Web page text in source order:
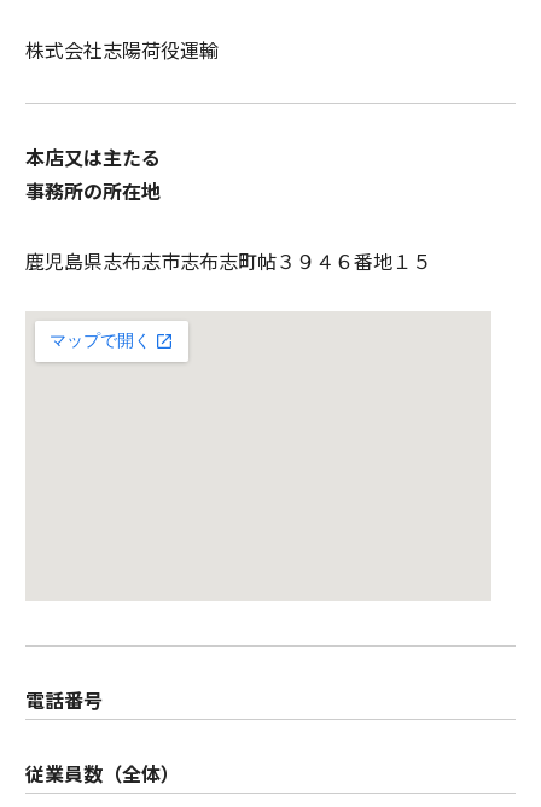
株式会社志陽荷役運輸
本店又は主たる
事務所の所在地
鹿児島県志布志市志布志町帖３９４６番地１５
電話番号
従業員数（全体）